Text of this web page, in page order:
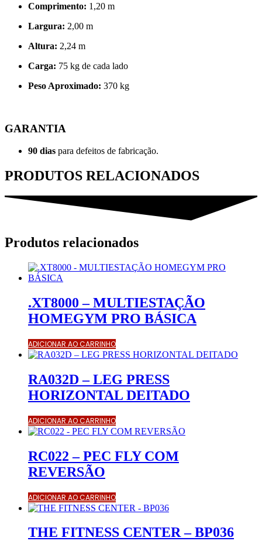
Comprimento: 1,20 m
Largura: 2,00 m
Altura: 2,24 m
Carga: 75 kg de cada lado
Peso Aproximado: 370 kg
GARANTIA
90 dias para defeitos de fabricação.
PRODUTOS RELACIONADOS
Produtos relacionados
.XT8000 – MULTIESTAÇÃO
HOMEGYM PRO BÁSICA
ADICIONAR AO CARRINHO
RA032D – LEG PRESS
HORIZONTAL DEITADO
ADICIONAR AO CARRINHO
RC022 – PEC FLY COM
REVERSÃO
ADICIONAR AO CARRINHO
THE FITNESS CENTER – BP036